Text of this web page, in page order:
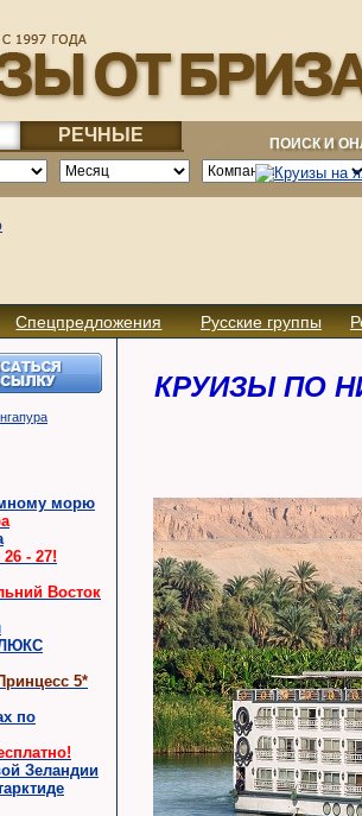
РЕЧНЫЕ ПОИСК И
Спецпредложения Русские группы
морю
- 27!
Восток
5*
по
Зеландии
КРУИЗЫ ПО